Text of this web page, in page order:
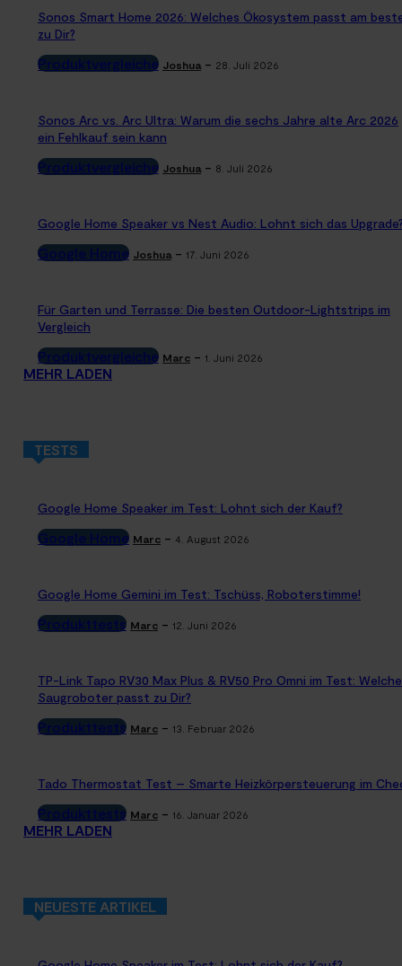
Sonos Smart Home 2026: Welches Ökosystem passt am
zu Dir?
Produktvergleiche Joshua - 28. Juli 2026
Sonos Arc vs. Arc Ultra: Warum die sechs Jahre alte Arc 2026
ein Fehlkauf sein kann
Produktvergleiche Joshua - 8. Juli 2026
Google Home Speaker vs Nest Audio: Lohnt sich das
Google Home Joshua - 17. Juni 2026
Für Garten und Terrasse: Die besten Outdoor-Lightstrips im
Vergleich
Produktvergleiche Marc - 1. Juni 2026
MEHR LADEN
TESTS
Google Home Speaker im Test: Lohnt sich der Kauf?
Google Home Marc - 4. August 2026
Google Home Gemini im Test: Tschüss, Roboterstimme!
Produkttests Marc - 12. Juni 2026
TP-Link Tapo RV30 Max Plus & RV50 Pro Omni im Test:
Saugroboter passt zu Dir?
Produkttests Marc - 13. Februar 2026
Tado Thermostat Test – Smarte Heizkörpersteuerung im
Produkttests Marc - 16. Januar 2026
MEHR LADEN
NEUESTE ARTIKEL